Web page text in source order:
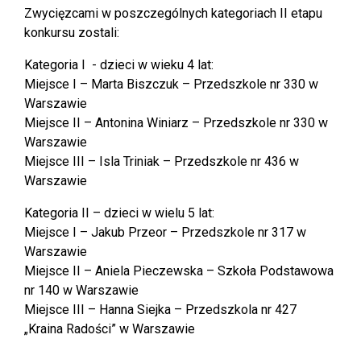
Zwycięzcami w poszczególnych kategoriach II etapu
konkursu zostali:
Kategoria I - dzieci w wieku 4 lat:
Miejsce I – Marta Biszczuk – Przedszkole nr 330 w
Warszawie
Miejsce II – Antonina Winiarz – Przedszkole nr 330 w
Warszawie
Miejsce III – Isla Triniak – Przedszkole nr 436 w
Warszawie
Kategoria II – dzieci w wielu 5 lat:
Miejsce I – Jakub Przeor – Przedszkole nr 317 w
Warszawie
Miejsce II – Aniela Pieczewska – Szkoła Podstawowa
nr 140 w Warszawie
Miejsce III – Hanna Siejka – Przedszkola nr 427
„Kraina Radości” w Warszawie